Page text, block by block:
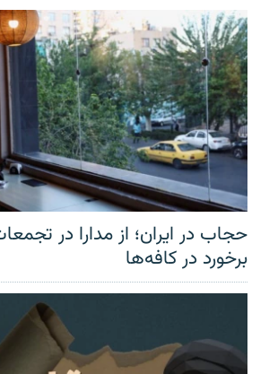
حجاب در ایران؛ از مدارا در
برخورد در کافه‌ها